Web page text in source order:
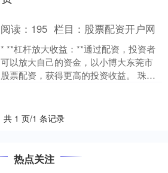
阅读： 195 栏目： 股票配资开户网
* **杠杆放大收益：**通过配资，投资者
可以放大自己的资金，以小博大东莞市
股票配资，获得更高的投资收益。 珠海
共 1 页/1 条记录
热点关注